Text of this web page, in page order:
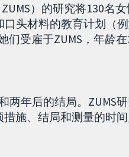
）的研究将130名
头材料的教育计划（
们受雇于ZUMS，年龄
两年后的结局。ZUMS
施、结局和测量的时